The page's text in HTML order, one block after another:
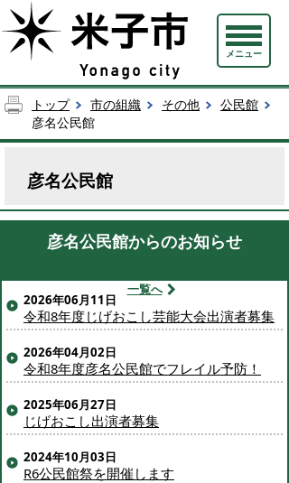
メニュー
トップ 市の組織 その他
公民館
彦名公民館
彦名公民館
彦名公民館からのお知らせ
一覧へ
2026年06月11日
令和8年度じげおこし芸能大会出演者募集
2026年04月02日
令和8年度彦名公民館でフレイル予防！
2025年06月27日
じげおこし出演者募集
2024年10月03日
R6公民館祭を開催します